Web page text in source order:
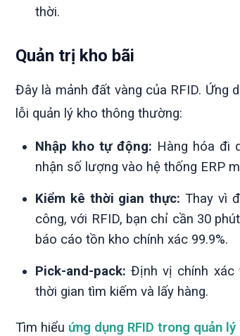
thời.
Quản trị kho bãi
Đây là mảnh đất vàng của RFID. Ứng
lỗi quản lý kho thông thường:
Nhập kho tự động: Hàng hóa đi
nhận số lượng vào hệ thống ERP
Kiểm kê thời gian thực: Thay vì
công, với RFID, bạn chỉ cần 30
báo cáo tồn kho chính xác 99.9%.
Pick-and-pack: Định vị chính xác
thời gian tìm kiếm và lấy hàng.
Tìm hiểu ứng dụng RFID trong quản lý